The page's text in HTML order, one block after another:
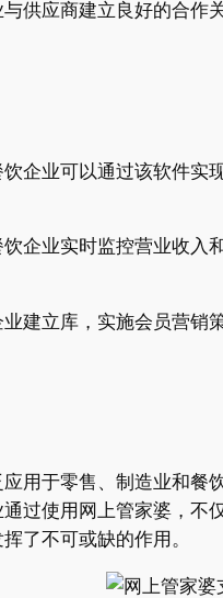
供应商建立良好的合
企业可以通过该软件
企业实时监控营业收
建立库，实施会员营
用于零售、制造业和
过使用网上管家婆，
了不可或缺的作用。